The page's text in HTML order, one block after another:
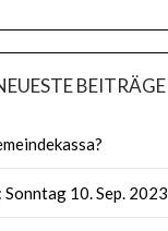
BEITRÄGE
10. Sep. 2023